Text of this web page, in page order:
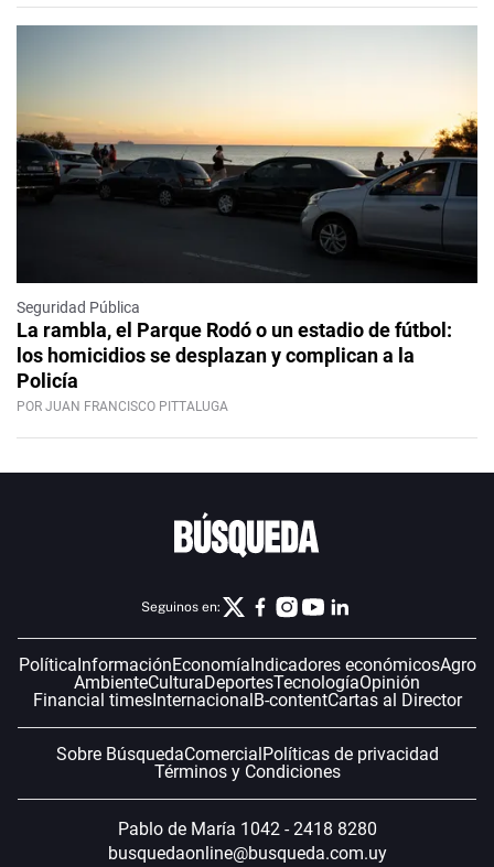
Seguridad Pública
La rambla, el Parque Rodó o un estadio de fútbol:
los homicidios se desplazan y complican a la
Policía
POR JUAN FRANCISCO PITTALUGA
Seguinos en:
Política InformaciónEconomía Indicadores económicosAgro
AmbienteCulturaDeportesTecnologíaOpinión
Financial timesInternacional B-contentCartas al Director
Sobre BúsquedaComercial Políticas de privacidad
Términos y Condiciones
Pablo de María 1042 - 2418 8280
busquedaonline@busqueda.com.uy